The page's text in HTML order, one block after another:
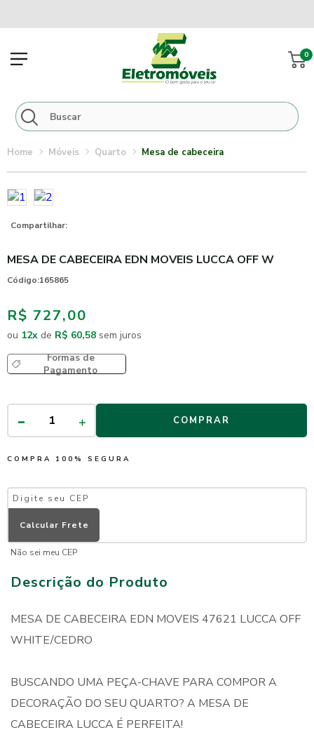
0
móveis quarto mesa de cabeceira
Compartilhar:
MESA DE CABECEIRA EDN MOVEIS LUCCA OFF W
Código:165865
R$ 727,00
ou 12x de R$ 60,58 sem juros
Formas de
Pagamento
COMPRAR
COMPRA 100% SEGURA
Não sei meu CEP
Descrição do Produto
MESA DE CABECEIRA EDN MOVEIS 47621 LUCCA OFF
WHITE/CEDRO
BUSCANDO UMA PEÇA-CHAVE PARA COMPOR A
DECORAÇÃO DO SEU QUARTO? A MESA DE
CABECEIRA LUCCA É PERFEITA!